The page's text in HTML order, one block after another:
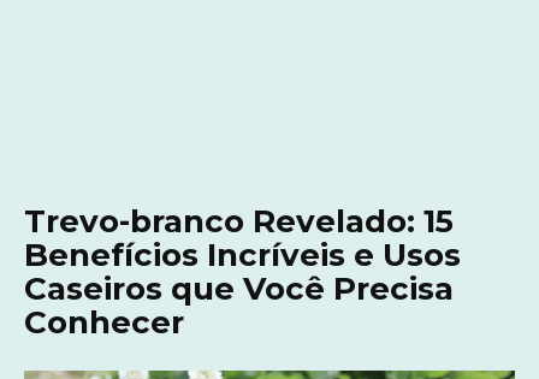
Trevo-branco Revelado: 15
Benefícios Incríveis e Usos
Caseiros que Você Precisa
Conhecer